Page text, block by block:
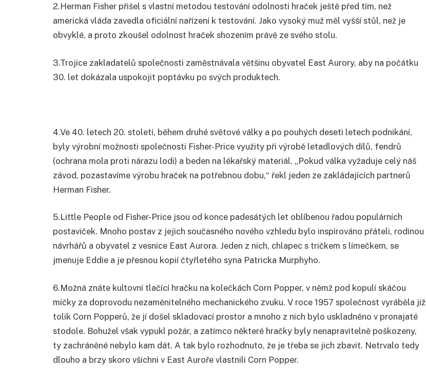
2.Herman Fisher přišel s vlastní metodou testování odolnosti hraček ještě před tím, než
americká vláda zavedla oficiální nařízení k testování. Jako vysoký muž měl vyšší stůl, než je
obvyklé, a proto zkoušel odolnost hraček shozením právě ze svého stolu.
3.Trojice zakladatelů společnosti zaměstnávala většinu obyvatel East Aurory, aby na počátku
30. let dokázala uspokojit poptávku po svých produktech.
4.Ve 40. letech 20. století, během druhé světové války a po pouhých deseti letech podnikání,
byly výrobní možnosti společnosti Fisher-Price využity při výrobě letadlových dílů, fendrů
(ochrana mola proti nárazu lodi) a beden na lékařský materiál. „Pokud válka vyžaduje celý náš
závod, pozastavíme výrobu hraček na potřebnou dobu,“ řekl jeden ze zakládajících partnerů
Herman Fisher.
5.Little People od Fisher-Price jsou od konce padesátých let oblíbenou řadou populárních
postaviček. Mnoho postav z jejich současného nového vzhledu bylo inspirováno přáteli, rodinou
návrhářů a obyvatel z vesnice East Aurora. Jeden z nich, chlapec s tričkem s límečkem, se
jmenuje Eddie a je přesnou kopií čtyřletého syna Patricka Murphyho.
6.Možná znáte kultovní tlačící hračku na kolečkách Corn Popper, v němž pod kopulí skáčou
míčky za doprovodu nezaměnitelného mechanického zvuku. V roce 1957 společnost vyráběla již
tolik Corn Popperů, že jí došel skladovací prostor a mnoho z nich bylo uskladněno v pronajaté
stodole. Bohužel však vypukl požár, a zatímco některé hračky byly nenapravitelně poškozeny,
ty zachráněné nebylo kam dát. A tak bylo rozhodnuto, že je třeba se jich zbavit. Netrvalo tedy
dlouho a brzy skoro všichni v East Auroře vlastnili Corn Popper.